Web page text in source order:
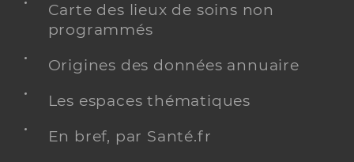
Carte des lieux de soins non
programmés
Origines des données annuaire
Les espaces thématiques
En bref, par Santé.fr